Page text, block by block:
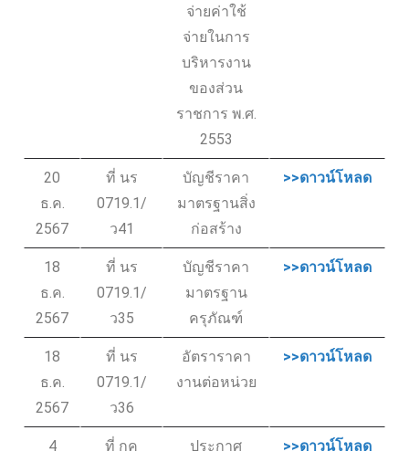
จ่ายค่าใช้
จ่ายในการ
บริหารงาน
ของส่วน
ราชการ พ.ศ.
2553
20
ธ.ค.
2567
ที่ นร
0719.1/
ว41
บัญชีราคา
มาตรฐานสิ่ง
ก่อสร้าง
>>ดาวน์โหลด
18
ธ.ค.
2567
ที่ นร
0719.1/
ว35
บัญชีราคา
มาตรฐาน
ครุภัณฑ์
>>ดาวน์โหลด
18
ธ.ค.
2567
ที่ นร
0719.1/
ว36
อัตราราคา
งานต่อหน่วย
>>ดาวน์โหลด
4
ที่ กค
ประกาศ
>>ดาวน์โหลด